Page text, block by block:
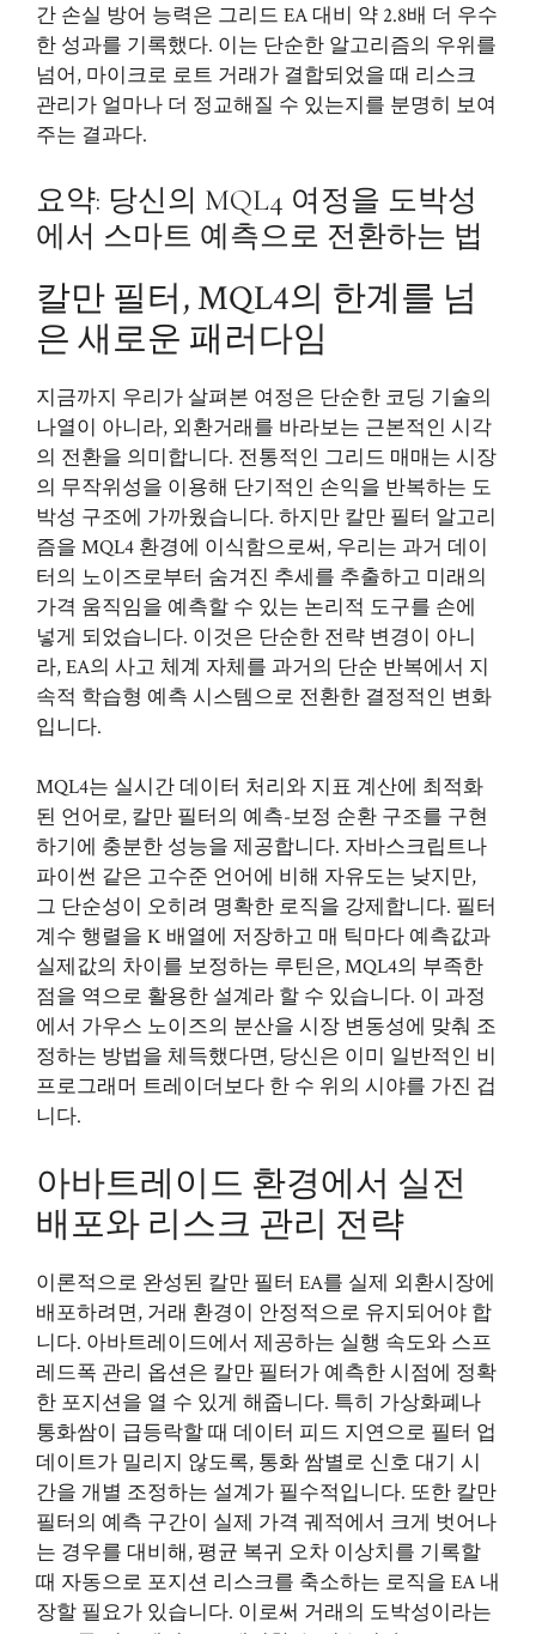
간 손실 방어 능력은 그리드 EA 대비 약 2.8배 더 우수
한 성과를 기록했다. 이는 단순한 알고리즘의 우위를
넘어, 마이크로 로트 거래가 결합되었을 때 리스크
관리가 얼마나 더 정교해질 수 있는지를 분명히 보여
주는 결과다.
요약: 당신의 MQL4 여정을 도박성
에서 스마트 예측으로 전환하는 법
칼만 필터, MQL4의 한계를 넘
은 새로운 패러다임
지금까지 우리가 살펴본 여정은 단순한 코딩 기술의
나열이 아니라, 외환거래를 바라보는 근본적인 시각
의 전환을 의미합니다. 전통적인 그리드 매매는 시장
의 무작위성을 이용해 단기적인 손익을 반복하는 도
박성 구조에 가까웠습니다. 하지만 칼만 필터 알고리
즘을 MQL4 환경에 이식함으로써, 우리는 과거 데이
터의 노이즈로부터 숨겨진 추세를 추출하고 미래의
가격 움직임을 예측할 수 있는 논리적 도구를 손에
넣게 되었습니다. 이것은 단순한 전략 변경이 아니
라, EA의 사고 체계 자체를 과거의 단순 반복에서 지
속적 학습형 예측 시스템으로 전환한 결정적인 변화
입니다.
MQL4는 실시간 데이터 처리와 지표 계산에 최적화
된 언어로, 칼만 필터의 예측-보정 순환 구조를 구현
하기에 충분한 성능을 제공합니다. 자바스크립트나
파이썬 같은 고수준 언어에 비해 자유도는 낮지만,
그 단순성이 오히려 명확한 로직을 강제합니다. 필터
계수 행렬을 K 배열에 저장하고 매 틱마다 예측값과
실제값의 차이를 보정하는 루틴은, MQL4의 부족한
점을 역으로 활용한 설계라 할 수 있습니다. 이 과정
에서 가우스 노이즈의 분산을 시장 변동성에 맞춰 조
정하는 방법을 체득했다면, 당신은 이미 일반적인 비
프로그래머 트레이더보다 한 수 위의 시야를 가진 겁
니다.
아바트레이드 환경에서 실전
배포와 리스크 관리 전략
이론적으로 완성된 칼만 필터 EA를 실제 외환시장에
배포하려면, 거래 환경이 안정적으로 유지되어야 합
니다. 아바트레이드에서 제공하는 실행 속도와 스프
레드폭 관리 옵션은 칼만 필터가 예측한 시점에 정확
한 포지션을 열 수 있게 해줍니다. 특히 가상화폐나
통화쌈이 급등락할 때 데이터 피드 지연으로 필터 업
데이트가 밀리지 않도록, 통화 쌈별로 신호 대기 시
간을 개별 조정하는 설계가 필수적입니다. 또한 칼만
필터의 예측 구간이 실제 가격 궤적에서 크게 벗어나
는 경우를 대비해, 평균 복귀 오차 이상치를 기록할
때 자동으로 포지션 리스크를 축소하는 로직을 EA 내
장할 필요가 있습니다. 이로써 거래의 도박성이라는